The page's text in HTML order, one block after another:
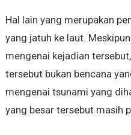
Hal lain yang merupakan
yang jatuh ke laut.
mengenai kejadian
tersebut bukan bencana
mengenai tsunami yang
yang besar tersebut masih